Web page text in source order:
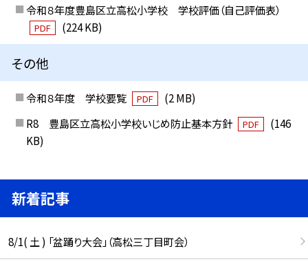
令和８年度豊島区立高松小学校 学校評価（自己評価表）
PDF (224 KB)
その他
令和８年度 学校要覧 PDF
(2 MB)
R8 豊島区立高松小学校いじめ防止基本方針
PDF
(146
KB)
新着記事
8/1( 土 ) 「盆踊り大会」（高松三丁目町会）